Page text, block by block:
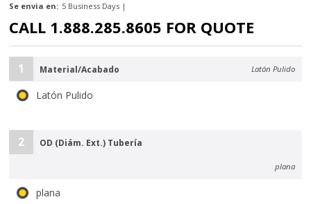
Se envia en: 5 Business Days |
CALL 1.888.285.8605 FOR QUOTE
1 Material/Acabado Latón Pulido
Latón Pulido
2 OD (Diám. Ext.) Tubería
plana
plana